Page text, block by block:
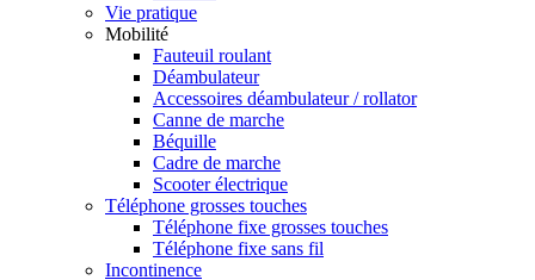
Vie pratique
Mobilité
Fauteuil roulant
Déambulateur
Accessoires déambulateur / rollator
Canne de marche
Béquille
Cadre de marche
Scooter électrique
Téléphone grosses touches
Téléphone fixe grosses touches
Téléphone fixe sans fil
Incontinence